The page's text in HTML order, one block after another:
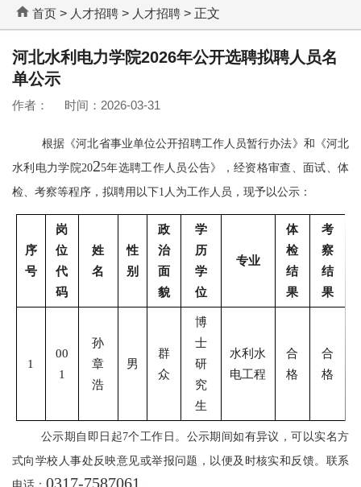
首页 > 人才招聘 > 人才招聘 > 正文
河北水利电力学院2026年公开选聘拟聘人员名
单公示
作者： 时间：2026-03-31
根据《河北省事业单位公开招聘工作人员暂行办法》和《河北
水利电力学院2025年选聘工作人员公告》
，经资格审查、面试、体
检、考察等程序，拟聘用以下1 人为工作人员，现予以公示：
序
号
岗
位
代
码
姓
名
性
别
政
治
面
貌
学
历
学
位
专业
体
检
结
果
考
察
结
果
1
00
1
孙
章
浩
男
群
众
博
士
研
究
生
水利水
电工程
合
格
合
格
公示期自即日起7个工作日。公示期间如有异议，可以实名方
式向学校人事处反映意见或举报问题，以便及时核实和反馈。联系
0317-7587061